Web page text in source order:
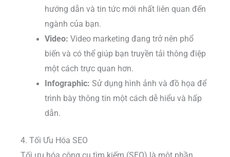
hướng dẫn và tin tức mới nhất liên quan đến
ngành của bạn.
Video: Video marketing đang trở nên phổ
biến và có thể giúp bạn truyền tải thông điệp
một cách trực quan hơn.
Infographic: Sử dụng hình ảnh và đồ họa để
trình bày thông tin một cách dễ hiểu và hấp
dẫn.
4. Tối Ưu Hóa SEO